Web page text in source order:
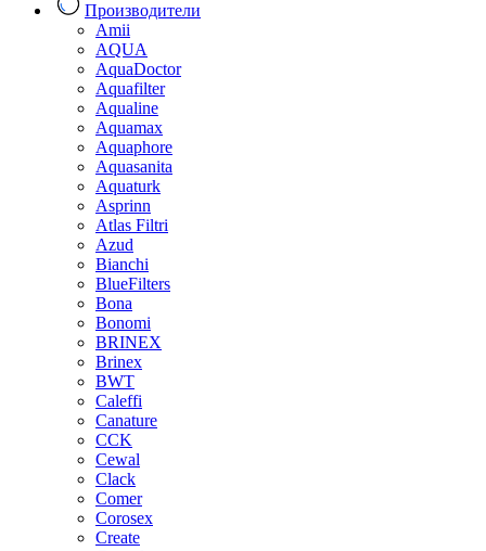
Производители
Amii
AQUA
AquaDoctor
Aquafilter
Aqualine
Aquamax
Aquaphore
Aquasanita
Aquaturk
Asprinn
Atlas Filtri
Azud
Bianchi
BlueFilters
Bona
Bonomi
BRINEX
Brinex
BWT
Caleffi
Canature
CCK
Cewal
Clack
Comer
Corosex
Create